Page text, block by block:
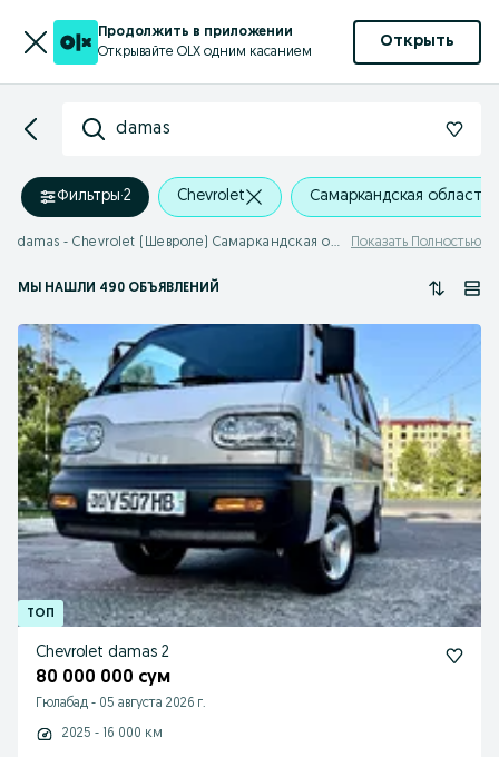
Продолжить в приложении
Открывайте OLX одним касанием
Открыть
damas
Фильтры·2 Chevrolet Самаркандская область
damas - Chevrolet (Шевроле) Самаркандская область Показать Полностью
МЫ НАШЛИ 490 ОБЪЯВЛЕНИЙ
Chevrolet damas 2
80 000 000 сум
Гюлабад - 05 августа 2026 г.
2025 - 16 000 км